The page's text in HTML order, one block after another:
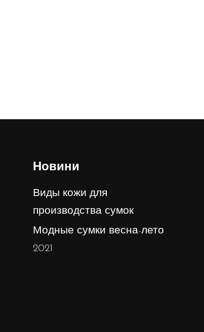
Новини
Виды кожи для
производства сумок
Модные сумки весна-лето
2021